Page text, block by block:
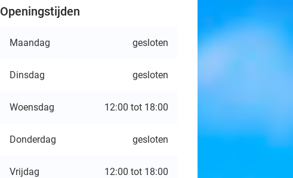
Openingstijden
Maandag gesloten
Dinsdag gesloten
Woensdag 12:00 tot 18:00
Donderdag gesloten
Vrijdag 12:00 tot 18:00